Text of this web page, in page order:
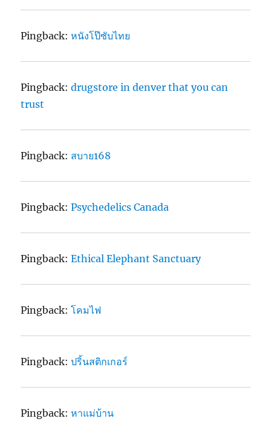
Pingback:หนังโป๊ซับไทย
Pingback:drugstore in denver that you can
trust
Pingback: สบาย168
Pingback:Psychedelics Canada
Pingback:Ethical Elephant Sanctuary
Pingback:โคมไฟ
Pingback:ปริ้นสติกเกอร์
Pingback:หาแม่บ้าน